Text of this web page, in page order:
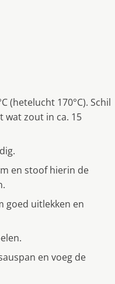
(hetelucht 170°C). Schil
wat zout in ca. 15
en stoof hierin de
goed uitlekken en
en voeg de